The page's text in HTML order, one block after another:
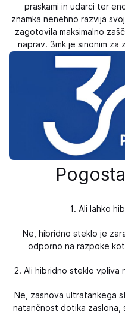
praskami in udarci ter
znamka nenehno razvija
zagotovila maksimalno
naprav. 3mk je sinonim
1. Ali lahko
Ne, hibridno steklo je
odporno na razpoke
2. Ali hibridno steklo vpliva
Ne, zasnova ultratankega
natančnost dotika zaslona,